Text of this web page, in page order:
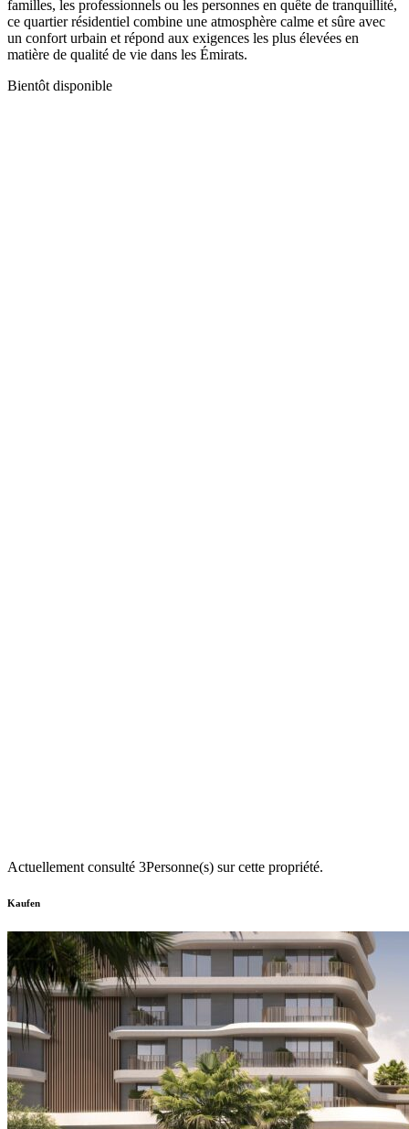
familles, les professionnels ou les personnes en quête de tranquillité,
ce quartier résidentiel combine une atmosphère calme et sûre avec
un confort urbain et répond aux exigences les plus élevées en
matière de qualité de vie dans les Émirats.
Bientôt disponible
Actuellement consulté 3Personne(s) sur cette propriété.
Kaufen